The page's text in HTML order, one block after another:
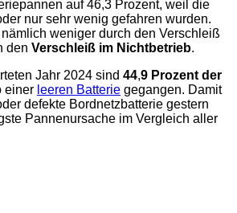
auf 46,3 Prozent, weil die
nur sehr wenig gefahren wurden.
weniger durch den Verschleiß
den Verschleiß im Nichtbetrieb.
Jahr 2024 sind 44,9 Prozent der
einer leeren Batterie gegangen. Damit
defekte Bordnetzbatterie gestern
Pannenursache im Vergleich aller